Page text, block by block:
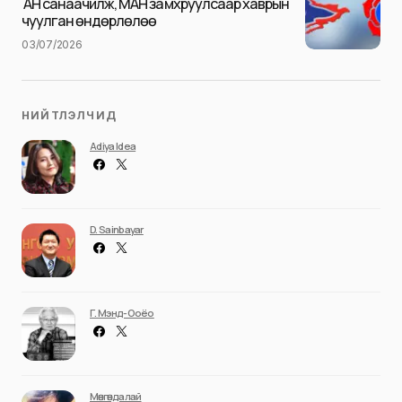
чуулган өндөрлөлөө
03/07/2026
НИЙТЛЭЛЧИД
Adiya Idea
D. Sainbayar
Г. Мэнд-Ооёо
Мөнгөндалай